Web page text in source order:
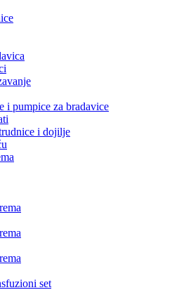
i pumpice za bradavice
i dojilje
set